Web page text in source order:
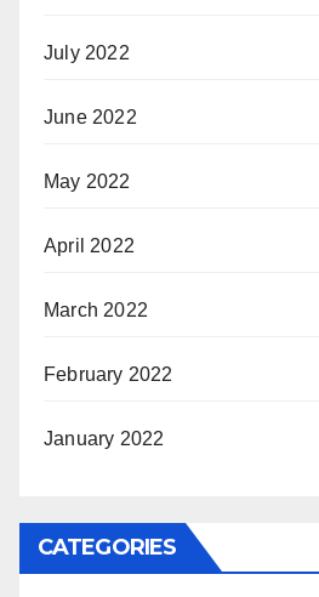
July 2022
June 2022
May 2022
April 2022
March 2022
February 2022
January 2022
CATEGORIES